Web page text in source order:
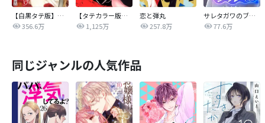
【白黒タテ版】孕むまで乱れいけ～身代わり花嫁と軍服の猛愛
356.6万
【タテカラー版】漣蒼士に処女を捧ぐ～さあ、じっくり愛でましょうか
1,125万
恋と弾丸
257.8万
サレタガワのブルー【タテヨミ】
77.6万
同じジャンルの人気作品